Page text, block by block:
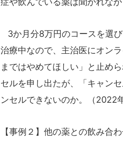
3か月分8万円のコースを選
治療中なので、主治医にオン
まではやめてほしい」と止め
セルを申し出たが、「キャン
ンセルできないのか。（2022
【事例２】他の薬との飲み合